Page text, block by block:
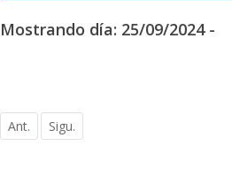
Mostrando día: 25/09/2024 -
Ant. Sigu.